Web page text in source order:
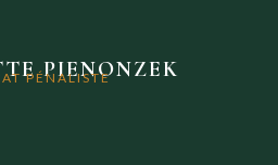
PIENONZEK
PÉNALISTE